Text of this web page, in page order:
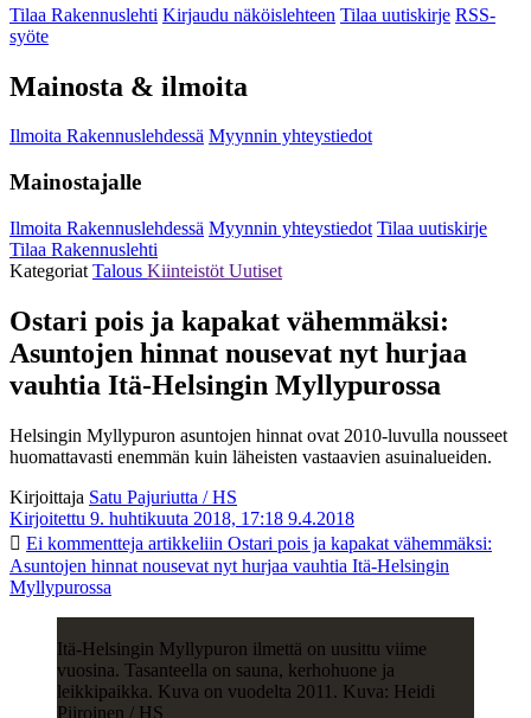
Tilaa Rakennuslehti Kirjaudu näköislehteen Tilaa uutiskirje RSS-
syöte
Mainosta & ilmoita
Ilmoita Rakennuslehdessä Myynnin yhteystiedot
Mainostajalle
Ilmoita Rakennuslehdessä Myynnin yhteystiedot Tilaa uutiskirje
Tilaa Rakennuslehti
Kategoriat Talous Kiinteistöt Uutiset
Ostari pois ja kapakat vähemmäksi:
Asuntojen hinnat nousevat nyt hurjaa
vauhtia Itä-Helsingin Myllypurossa
Helsingin Myllypuron asuntojen hinnat ovat 2010-luvulla nousseet
huomattavasti enemmän kuin läheisten vastaavien asuinalueiden.
Kirjoittaja Satu Pajuriutta / HS
Kirjoitettu 9. huhtikuuta 2018, 17:18 9.4.2018
Ei kommentteja artikkeliin Ostari pois ja kapakat vähemmäksi:
Asuntojen hinnat nousevat nyt hurjaa vauhtia Itä-Helsingin
Myllypurossa
Itä-Helsingin Myllypuron ilmettä on uusittu viime
vuosina. Tasanteella on sauna, kerhohuone ja
leikkipaikka. Kuva on vuodelta 2011. Kuva: Heidi
Piiroinen / HS